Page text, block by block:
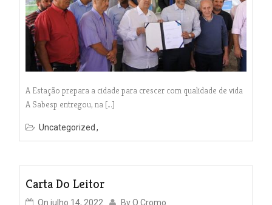
A Estação prepara a cidade para crescer com qualidade de vida
A Sabesp entregou, na […]
Uncategorized
Carta Do Leitor
On julho 14, 2022 ByO Cromo